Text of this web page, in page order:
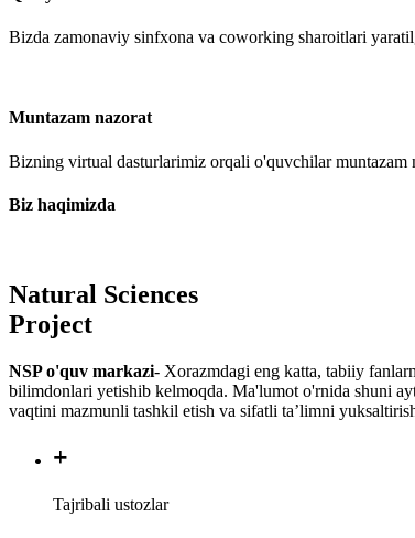
Bizda zamonaviy sinfxona va coworking sharoitlari
Muntazam nazorat
Bizning virtual dasturlarimiz orqali o'quvchilar muntazam
Biz haqimizda
Natural Sciences
Project
NSP o'quv markazi- Xorazmdagi eng katta, tabiiy
bilimdonlari yetishib kelmoqda. Ma'lumot o'rnida shuni
vaqtini mazmunli tashkil etish va sifatli ta’limni
+
Tajribali ustozlar